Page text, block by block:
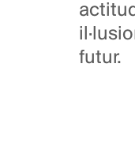
futur.